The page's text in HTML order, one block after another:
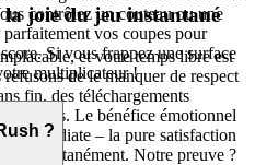
la joie du jeu instantané
et votre temps libre est
de le manquer de respect
fin, des téléchargements
Le bénéfice émotionnel
immédiate – la pure satisfaction
instantanément. Notre preuve ?
contrôlez un couteau ou une
vos coupes pour
Si vous frappez une surface
multiplicateur !
?